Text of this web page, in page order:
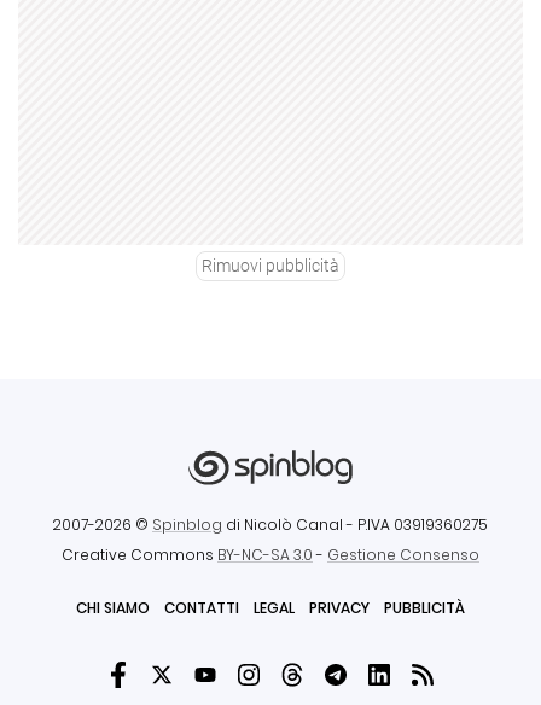
Rimuovi pubblicità
2007-2026 © Spinblog di Nicolò Canal - P.IVA 03919360275
Creative Commons BY-NC-SA 3.0- Gestione Consenso
CHI SIAMO CONTATTI LEGAL PRIVACY PUBBLICITÀ